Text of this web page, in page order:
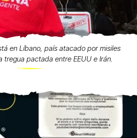
en Líbano, país atacado por misiles
tregua pactada entre EEUU e Irán.